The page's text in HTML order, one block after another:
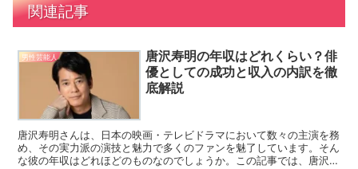
関連記事
男性芸能人
唐沢寿明の年収はどれくらい？俳
優としての成功と収入の内訳を徹
底解説
唐沢寿明さんは、日本の映画・テレビドラマにおいて数々の主演を務
め、その実力派の演技と魅力で多くのファンを魅了しています。そん
な彼の年収はどれほどのものなのでしょうか。この記事では、唐沢寿